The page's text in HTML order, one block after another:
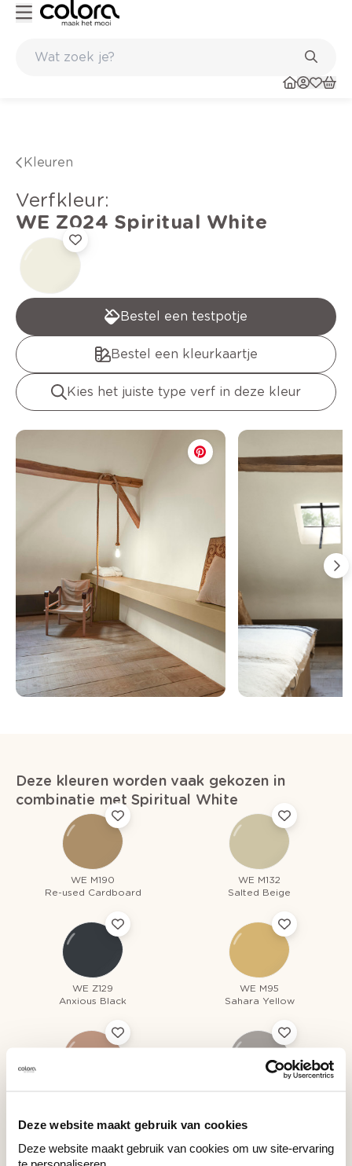
Deze website maakt gebruik van cookies
Deze website maakt gebruik van cookies om uw site-ervaring
te personaliseren.
Kleuren
verfkleur:
WE Z024 Spiritual White
Bestel een testpotje
Bestel een kleurkaartje
Kies het juiste type verf in deze kleur
Deze kleuren worden vaak gekozen in
combinatie met Spiritual White
WE M190
Re-used Cardboard
WE M132
Salted Beige
WE Z129
Anxious Black
WE M95
Sahara Yellow